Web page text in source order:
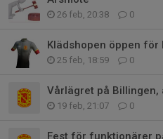
26 feb, 20:38 0
Klädshopen öppen för
25 feb, 18:59 0
Vårlägret på Billingen,
19 feb, 21:07 0
Fest för funktionärer